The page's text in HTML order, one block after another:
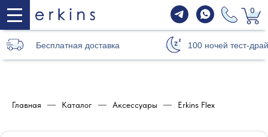
0
Бесплатная доставка 100 ночей тест-
Главная — Каталог — Аксессуары — Erkins Flex